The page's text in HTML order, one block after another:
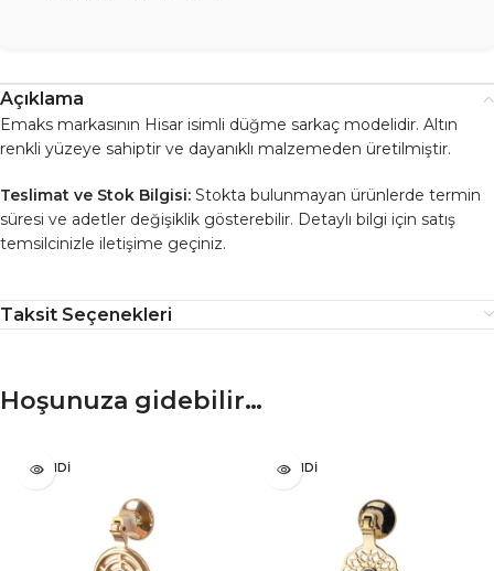
Açıklama
Emaks markasının Hisar isimli düğme sarkaç modelidir. Altın
renkli yüzeye sahiptir ve dayanıklı malzemeden üretilmiştir.
Teslimat ve Stok Bilgisi: Stokta bulunmayan ürünlerde termin
süresi ve adetler değişiklik gösterebilir. Detaylı bilgi için satış
temsilcinizle iletişime geçiniz.
Taksit Seçenekleri
Hoşunuza gidebilir…
TÜKENDI TÜKENDI